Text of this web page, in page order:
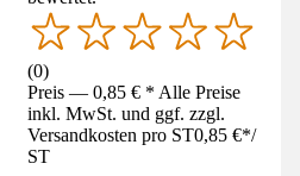
(0)
Preis — 0,85 € * Alle Preise
inkl. MwSt. und ggf. zzgl.
Versandkosten pro ST0,85 €*/
ST